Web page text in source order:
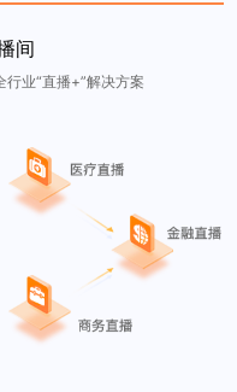
间
业“直播+”解决方案